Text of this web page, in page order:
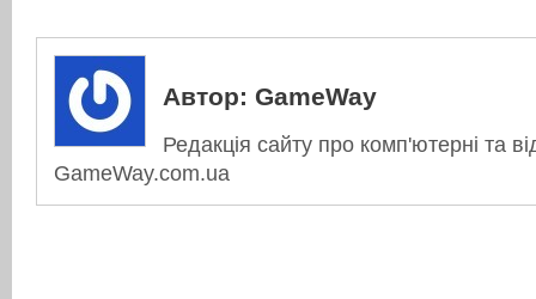
Автор: GameWay
Редакція сайту про комп'ютерні та
GameWay.com.ua